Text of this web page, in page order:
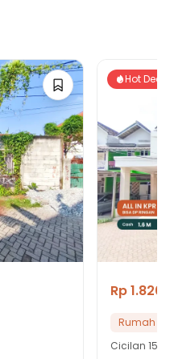
Hot Deals
Rp
Rumah
Cicilan